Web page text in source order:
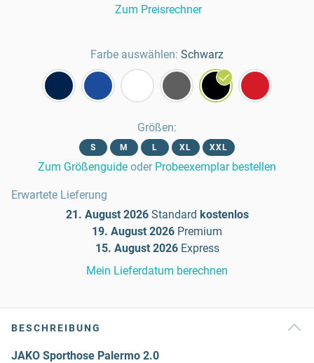
Zum Preisrechner
Farbe auswählen: Schwarz
Größen:
S M L XL XXL
Zum Größenguide oder Probeexemplar bestellen
Erwartete Lieferung
21. August 2026 Standard kostenlos
19. August 2026 Premium
15. August 2026 Express
Mein Lieferdatum berechnen
BESCHREIBUNG
JAKO Sporthose Palermo 2.0